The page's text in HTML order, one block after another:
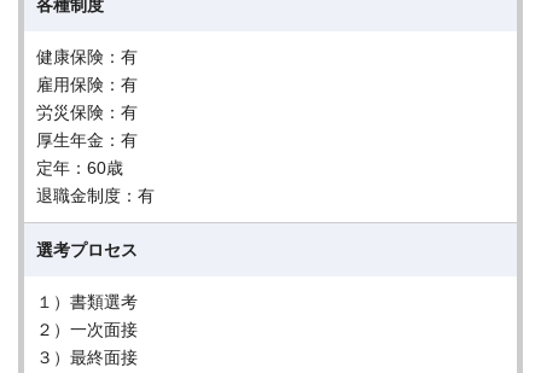
各種制度
健康保険：有
雇用保険：有
労災保険：有
厚生年金：有
定年：60歳
退職金制度：有
選考プロセス
１）書類選考
２）一次面接
３）最終面接